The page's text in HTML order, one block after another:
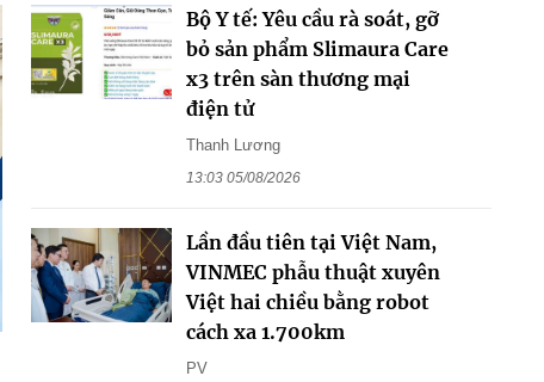
Bộ Y tế: Yêu cầu rà soát, gỡ
bỏ sản phẩm Slimaura Care
x3 trên sàn thương mại
điện tử
Thanh Lương
13:03 05/08/2026
Lần đầu tiên tại Việt Nam,
VINMEC phẫu thuật xuyên
Việt hai chiều bằng robot
cách xa 1.700km
PV